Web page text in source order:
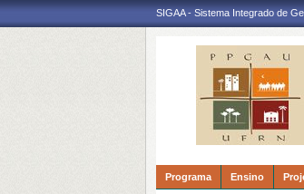
SIGAA - Sistema Integrado de
Programa Ensino